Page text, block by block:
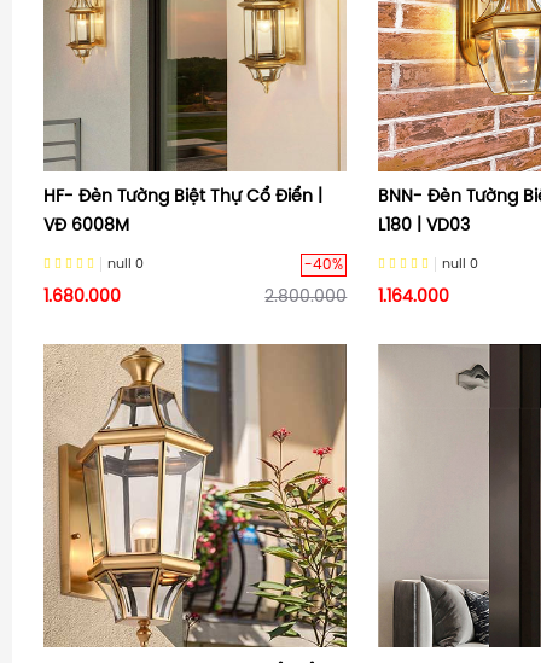
HF- Đèn Tường Biệt Thự Cổ Điển |
VĐ 6008M
null 0 -40%
1.680.000 2.800.000
BNN- Đèn Tường
L180 | VD03
null 0
1.164.000